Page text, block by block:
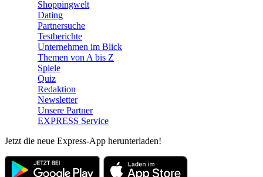
Shoppingwelt
Dating
Partnersuche
Testberichte
Unternehmen im Blick
Themen von A bis Z
Spiele
Quiz
Redaktion
Newsletter
Unsere Partner
EXPRESS Service
Jetzt die neue Express-App herunterladen!